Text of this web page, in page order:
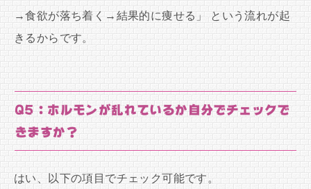
→食欲が落ち着く→結果的に痩せる」 という流れが起
きるからです。
Q5：ホルモンが乱れているか自分でチェックで
きますか？
はい、以下の項目でチェック可能です。